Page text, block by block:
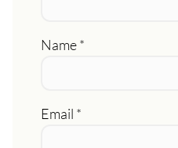
Name*
Email *